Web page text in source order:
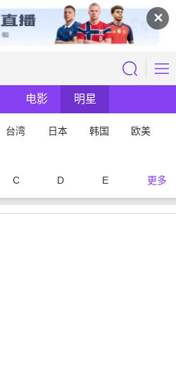
✕
电影 明星
台湾 日本 韩国 欧美
C D E 更多